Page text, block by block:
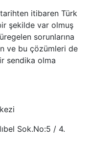
itibaren Türk
şekilde var olmuş
sorunlarına
ve bu çözümleri de
sendika olma
Sok.No:5 / 4.